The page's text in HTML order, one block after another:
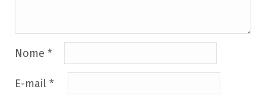
Nome *
E-mail *